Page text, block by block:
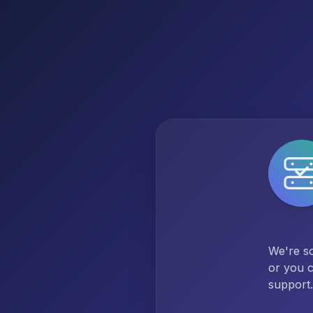
We're
or you
support.